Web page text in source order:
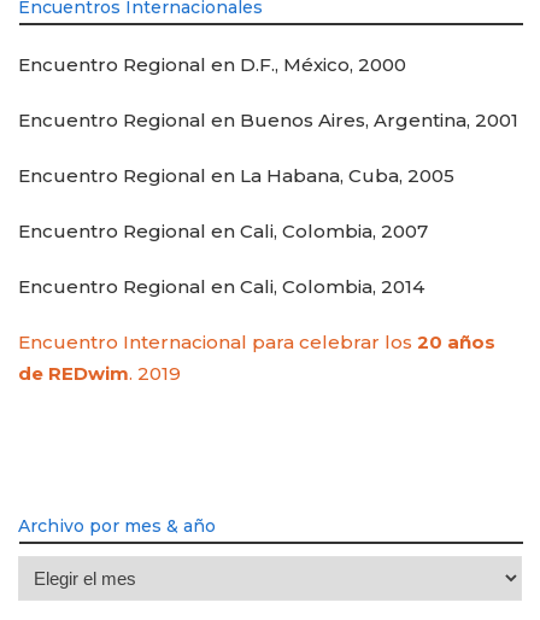
Encuentros Internacionales
Encuentro Regional en D.F., México, 2000
Encuentro Regional en Buenos Aires, Argentina, 2001
Encuentro Regional en La Habana, Cuba, 2005
Encuentro Regional en Cali, Colombia, 2007
Encuentro Regional en Cali, Colombia, 2014
Encuentro Internacional para celebrar los 20 años
de REDwim. 2019
Archivo por mes & año
Archivo
por